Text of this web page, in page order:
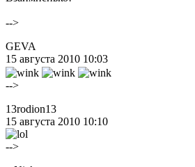
-->
GEVA
15 августа 2010 10:03
-->
13rodion13
15 августа 2010 10:10
-->